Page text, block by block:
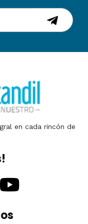
en cada rincón de